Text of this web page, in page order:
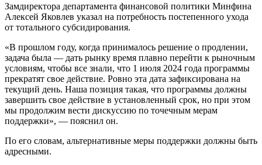
Замдиректора департамента финансовой политики Минфина
Алексей Яковлев указал на потребность постепенного ухода
от тотального субсидирования.
«В прошлом году, когда принималось решение о продлении,
задача была — дать рынку время плавно перейти к рыночным
условиям, чтобы все знали, что 1 июля 2024 года программы
прекратят свое действие. Ровно эта дата зафиксирована на
текущий день. Наша позиция такая, что программы должны
завершить свое действие в установленный срок, но при этом
мы продолжим вести дискуссию по точечным мерам
поддержки», — пояснил он.
По его словам, альтернативные меры поддержки должны быть
адресными.